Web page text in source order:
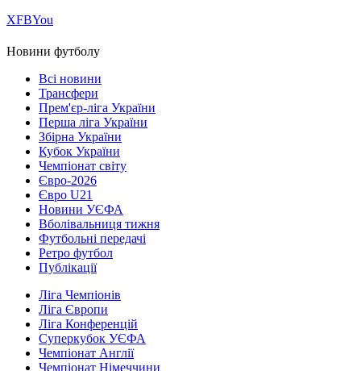
ХFBYou
Новини футболу
Всі новини
Трансфери
Прем'єр-ліга України
Перша ліга України
Збірна України
Кубок України
Чемпіонат світу
Євро-2026
Євро U21
Новини УЄФА
Вболівальниця тижня
Футбольні передачі
Ретро футбол
Публікації
Ліга Чемпіонів
Ліга Європи
Ліга Конференцій
Суперкубок УЄФА
Чемпіонат Англії
Чемпіонат Німеччини